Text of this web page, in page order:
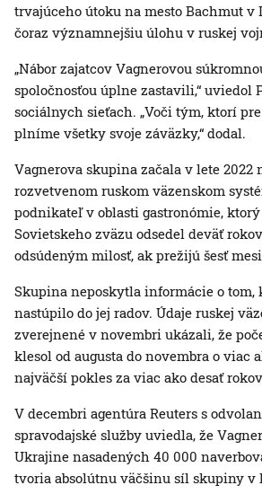
trvajúceho útoku na mesto Bachmut v
čoraz významnejšiu úlohu v ruskej
„Nábor zajatcov Vagnerovou
spoločnosťou úplne zastavili,“ uviedol
sociálnych sieťach. „Voči tým, ktorí
plníme všetky svoje záväzky,“ dodal.
Vagnerova skupina začala v lete 2022
rozvetvenom ruskom väzenskom
podnikateľ v oblasti gastronómie,
Sovietskeho zväzu odsedel deväť
odsúdeným milosť, ak prežijú šesť
Skupina neposkytla informácie o tom,
nastúpilo do jej radov. Údaje ruskej
zverejnené v novembri ukázali, že
klesol od augusta do novembra o viac
najväčší pokles za viac ako desať
V decembri agentúra Reuters s
spravodajské služby uviedla, že
Ukrajine nasadených 40 000
tvoria absolútnu väčšinu síl skupiny v